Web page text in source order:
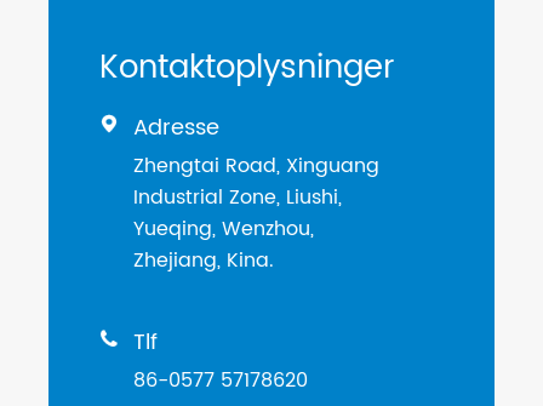
Kontaktoplysninger
 Adresse
Zhengtai Road, Xinguang
Industrial Zone, Liushi,
Yueqing, Wenzhou,
Zhejiang, Kina.
 Tlf
86-0577 57178620